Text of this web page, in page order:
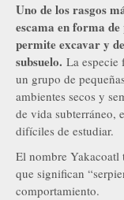
Uno de los rasgos
escama en forma
permite excavar y
subsuelo. La especie
un grupo de
ambientes secos y
de vida subterráneo,
difíciles de estudiar.
El nombre
que significan
comportamiento.